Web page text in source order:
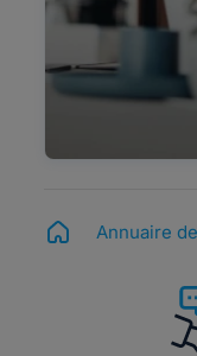
Annuaire